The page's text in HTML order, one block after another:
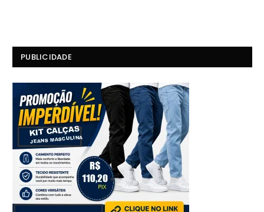
PUBLICIDADE